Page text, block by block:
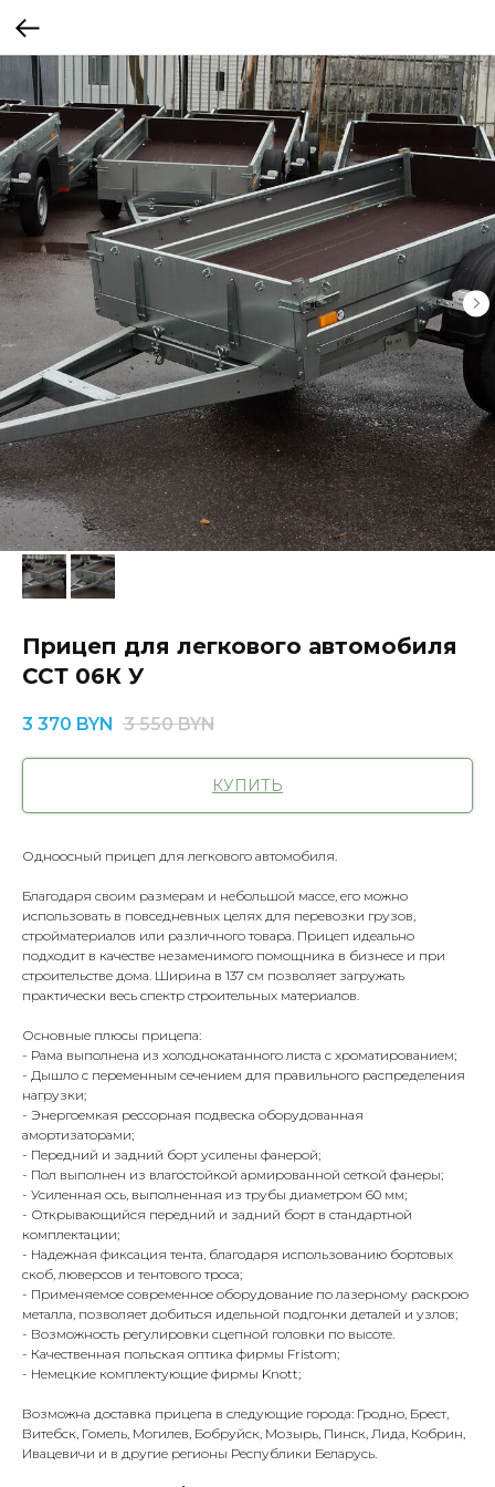
Прицеп для легкового автомобиля
ССТ 06К У
3 370 BYN 3 550 BYN
КУПИТЬ
Одноосный прицеп для легкового автомобиля.
Благодаря своим размерам и небольшой массе, его можно
использовать в повседневных целях для перевозки грузов,
стройматериалов или различного товара. Прицеп идеально
подходит в качестве незаменимого помощника в бизнесе и при
строительстве дома. Ширина в 137 см позволяет загружать
практически весь спектр строительных материалов.
Основные плюсы прицепа:
- Рама выполнена из холоднокатанного листа с хроматированием;
- Дышло с переменным сечением для правильного распределения
нагрузки;
- Энергоемкая рессорная подвеска оборудованная
амортизаторами;
- Передний и задний борт усилены фанерой;
- Пол выполнен из влагостойкой армированной сеткой фанеры;
- Усиленная ось, выполненная из трубы диаметром 60 мм;
- Открывающийся передний и задний борт в стандартной
комплектации;
- Надежная фиксация тента, благодаря использованию бортовых
скоб, люверсов и тентового троса;
- Применяемое современное оборудование по лазерному раскрою
металла, позволяет добиться идельной подгонки деталей и узлов;
- Возможность регулировки сцепной головки по высоте.
- Качественная польская оптика фирмы Fristom;
- Немецкие комплектующие фирмы Knott;
Возможна доставка прицепа в следующие города: Гродно, Брест,
Витебск, Гомель, Могилев, Бобруйск, Мозырь, Пинск, Лида, Кобрин,
Ивацевичи и в другие регионы Республики Беларусь.